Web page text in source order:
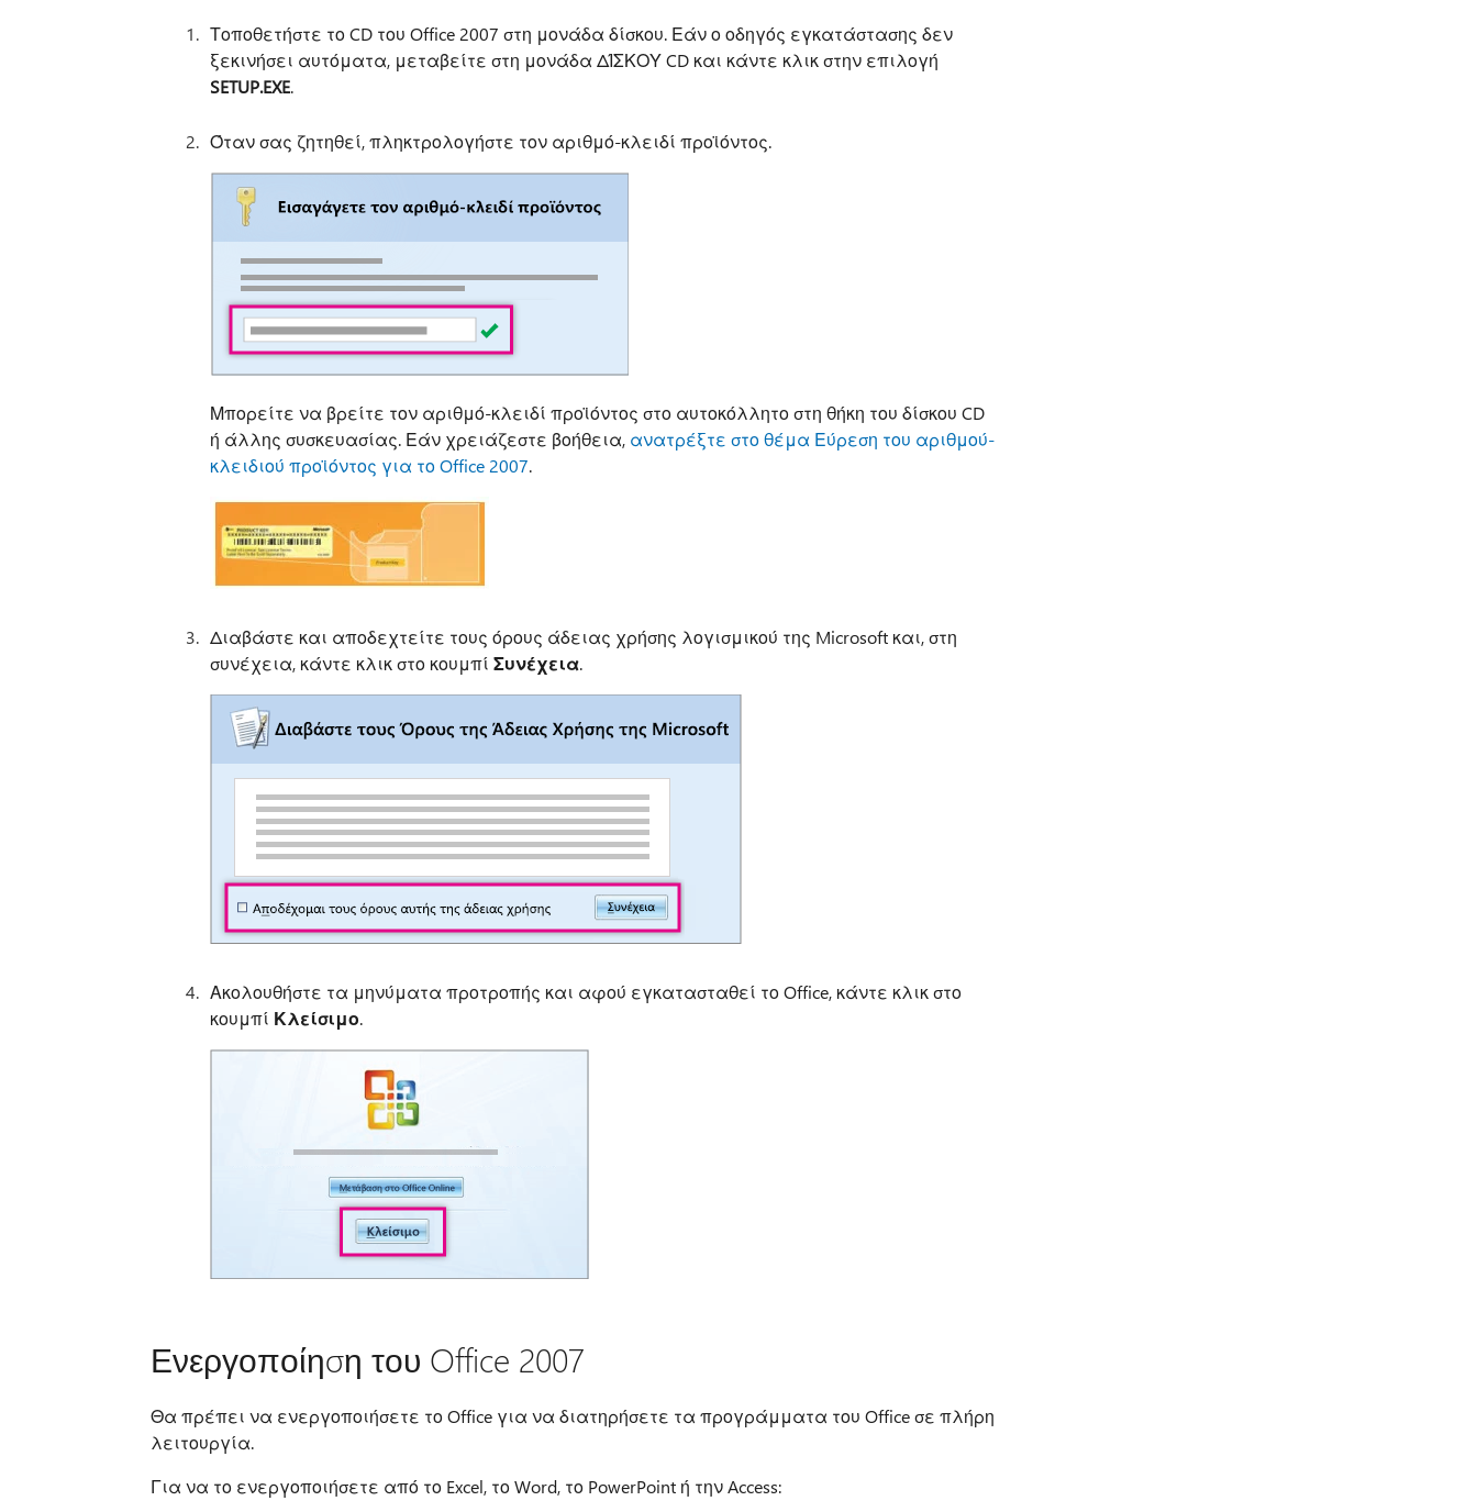
Τοποθετήστε το CD του Office 2007 στη μονάδα δίσκου. Εάν ο οδηγός εγκατάστασης δεν
ξεκινήσει αυτόματα, μεταβείτε στη μονάδα ΔΊΣΚΟΥ CD και κάντε κλικ στην επιλογή
SETUP.EXE.
Όταν σας ζητηθεί, πληκτρολογήστε τον αριθμό-κλειδί προϊόντος.
Μπορείτε να βρείτε τον αριθμό-κλειδί προϊόντος στο αυτοκόλλητο στη θήκη του δίσκου CD
ή άλλης συσκευασίας. Εάν χρειάζεστε βοήθεια, ανατρέξτε στο θέμα Εύρεση του αριθμού-
κλειδιού προϊόντος για το Office 2007.
Διαβάστε και αποδεχτείτε τους όρους άδειας χρήσης λογισμικού της Microsoft και, στη
συνέχεια, κάντε κλικ στο κουμπί Συνέχεια.
Ακολουθήστε τα μηνύματα προτροπής και αφού εγκατασταθεί το Office, κάντε κλικ στο
κουμπί Κλείσιμο.
Ενεργοποίηση του Office 2007
Θα πρέπει να ενεργοποιήσετε το Office για να διατηρήσετε τα προγράμματα του Office σε πλήρη
λειτουργία.
Για να το ενεργοποιήσετε από το Excel, το Word, το PowerPoint ή την Access: